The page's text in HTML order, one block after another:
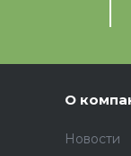
О
Новости